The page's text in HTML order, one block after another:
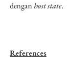
denganhost state.
References